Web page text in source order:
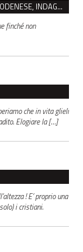
BULLISMO SU STUDENTE CON DISABILITÀ NEL MODENESE, INDAGATI DUE RAGAZZI DI 16 ANNI
finché non
che in vita glieli
Elogiare la […]
! E’ proprio una
i cristiani.